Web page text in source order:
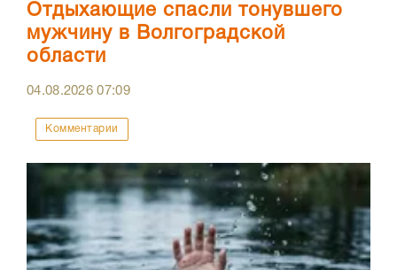
Отдыхающие спасли тонувшего
мужчину в Волгоградской
области
04.08.202607:09
Комментарии